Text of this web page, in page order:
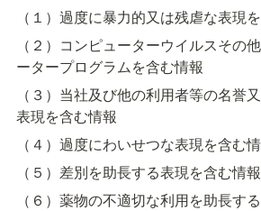
（１）過度に暴力的又は残虐な表現
（２）コンピューターウイルスその
ータープログラムを含む情報
（３）当社及び他の利用者等の名誉
表現を含む情報
（４）過度にわいせつな表現を含む
（５）差別を助長する表現を含む情報
（６）薬物の不適切な利用を助長す